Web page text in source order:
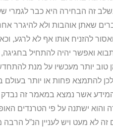
זה הבחירה היא כבר לגמרי
שאתן אוהבות ולא להיגרר
ואסור להזניח אותו אף לא
ואפשר יהיה להתחיל
טוב יותר מעכשיו על מנת
להתמצא פחות או יותר בעולם
אשר נמצא במאמר זה נבדק
והוא ישתנה על פי הטרנדים
לא מעט ויש לעניין הנ”ל